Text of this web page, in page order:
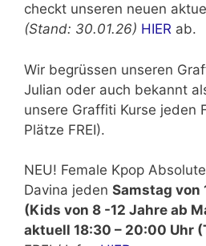
checkt unseren neuen
(Stand: 30.01.26) HIER ab.
Wir begrüssen unseren
Julian oder auch bekannt
unsere Graffiti Kurse jeden
Plätze FREI).
NEU! Female Kpop
Davina jeden Samstag von
(Kids von 8 -12 Jahre ab
aktuell 18:30 – 20:00 Uhr